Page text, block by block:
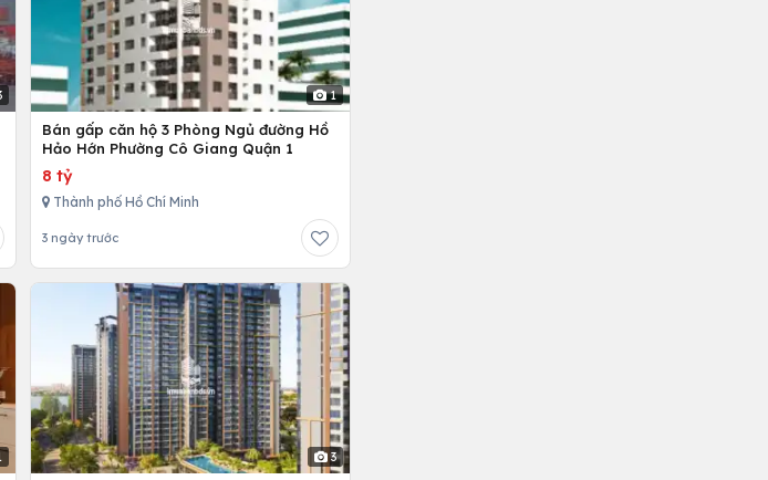
1
Bán gấp căn hộ 3 Phòng Ngủ đường Hồ
Hảo Hớn Phường Cô Giang Quận 1
8 tỷ
Thành phố Hồ Chí Minh
3 ngày trước
3